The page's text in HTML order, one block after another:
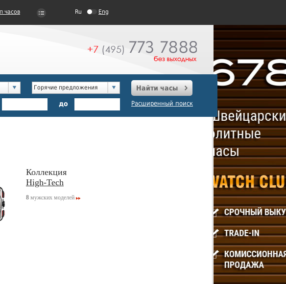
часов Ru Eng
Горячие предложения
Найти часы
до Расширенный поиск
Коллекция
High-Tech
8 мужских моделей